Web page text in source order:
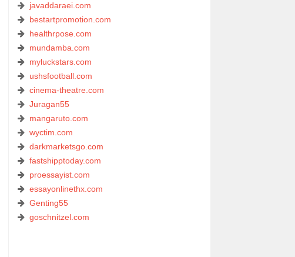
javaddaraei.com
bestartpromotion.com
healthrpose.com
mundamba.com
myluckstars.com
ushsfootball.com
cinema-theatre.com
Juragan55
mangaruto.com
wyctim.com
darkmarketsgo.com
fastshipptoday.com
proessayist.com
essayonlinethx.com
Genting55
goschnitzel.com